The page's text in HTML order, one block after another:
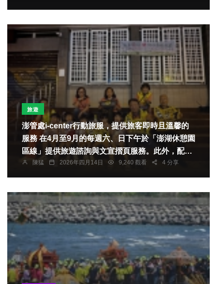
旅遊
澎管處i-center行動旅服，提供旅客即時且溫馨的
服務 在4月至9月的每週六、日下午於「澎湖休憩園
區線」提供旅遊諮詢與文宣摺頁服務。此外，配合
旅遊旺季及熱門活動，也將在「2026澎湖國際海上
花火節」與「2026澎湖追風音樂燈光節」期間，於
訊、場地導引與旅遊建議，除了旅客能獲得最新活
動及旅遊消息，也讓旅客以最直接的方式體驗到澎
湖熱情的人文魅力。
陳猛 2026年四月14日 9,240 觀看 4 分享